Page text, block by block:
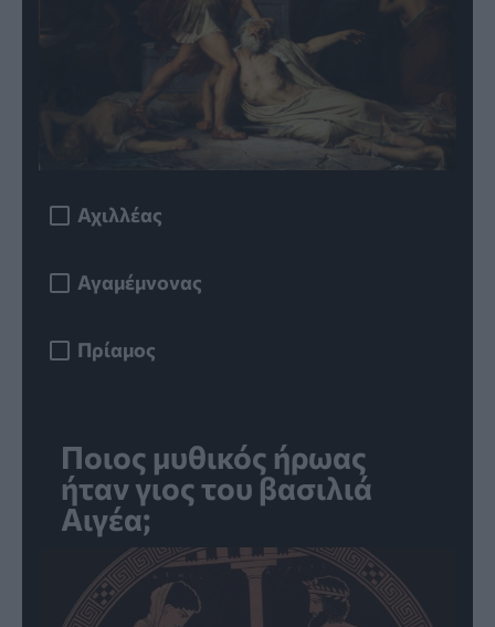
Αχιλλέας
Αγαμέμνονας
Πρίαμος
Ποιος μυθικός ήρωας
ήταν γιος του βασιλιά
Αιγέα;